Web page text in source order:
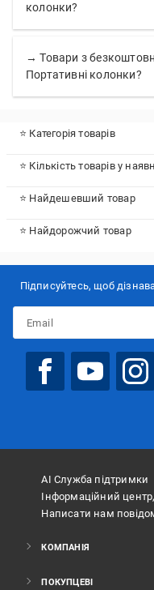
колонки?
→ Товари з
Портативні колонки?
⭐ Категорія товарів
⭐ Кількість товарів у
⭐ Найдешевший товар
⭐ Найдорожчий товар
Підписуйтесь, щоб
АІ Служба підтримки
Інформаційний
Написати нам
КОМПАНІЯ
ПОКУПЦЕВІ